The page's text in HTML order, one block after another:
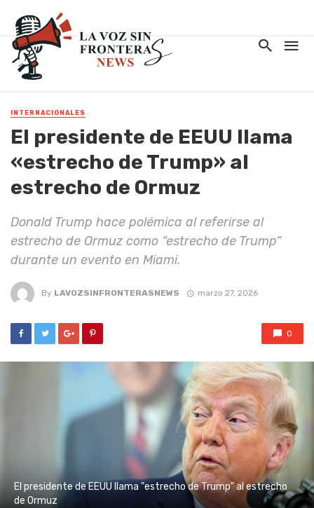
INTERNACIONALES
El presidente de EEUU llama
«estrecho de Trump» al
estrecho de Ormuz
Donald Trump hace polémica al referirse al
estrecho de Ormuz como “estrecho de Trump”
durante un evento en Miami.
By LAVOZSINFRONTERASNEWS marzo 27, 2026
0
El presidente de EEUU llama "estrecho de Trump" al estrecho
de Ormuz